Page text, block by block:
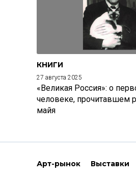
КНИГИ
27 августа 2025
«Великая Россия»: о
человеке, прочитавшем
майя
Арт-рынок Выставки